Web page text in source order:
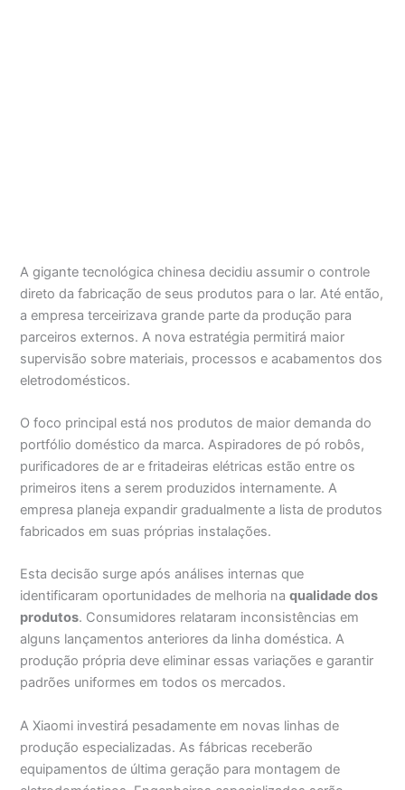
A gigante tecnológica chinesa decidiu assumir o controle
direto da fabricação de seus produtos para o lar. Até então,
a empresa terceirizava grande parte da produção para
parceiros externos. A nova estratégia permitirá maior
supervisão sobre materiais, processos e acabamentos dos
eletrodomésticos.
O foco principal está nos produtos de maior demanda do
portfólio doméstico da marca. Aspiradores de pó robôs,
purificadores de ar e fritadeiras elétricas estão entre os
primeiros itens a serem produzidos internamente. A
empresa planeja expandir gradualmente a lista de produtos
fabricados em suas próprias instalações.
Esta decisão surge após análises internas que
identificaram oportunidades de melhoria naqualidade dos
produtos. Consumidores relataram inconsistências em
alguns lançamentos anteriores da linha doméstica. A
produção própria deve eliminar essas variações e garantir
padrões uniformes em todos os mercados.
A Xiaomi investirá pesadamente em novas linhas de
produção especializadas. As fábricas receberão
equipamentos de última geração para montagem de